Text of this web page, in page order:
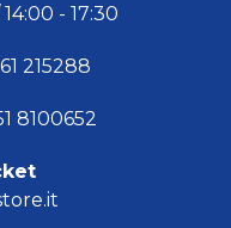
- 17:30
215288
8100652